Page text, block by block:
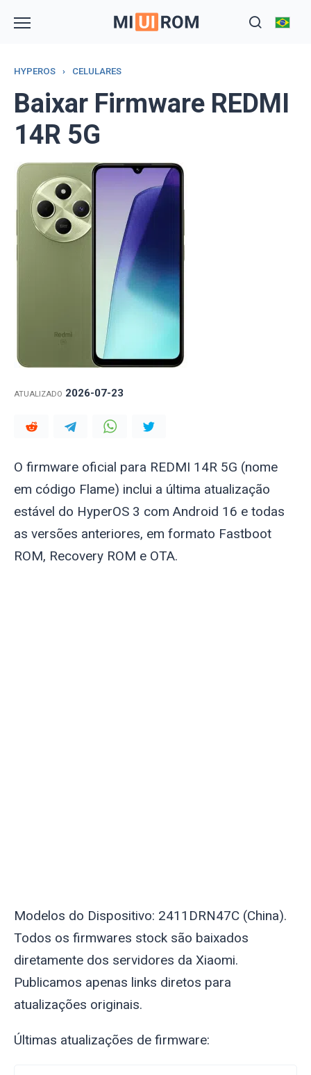
HYPEROS › CELULARES
Baixar Firmware REDMI
14R 5G
ATUALIZADO 2026-07-23
O firmware oficial para REDMI 14R 5G (nome
em código Flame) inclui a última atualização
estável do HyperOS 3 com Android 16 e todas
as versões anteriores, em formato Fastboot
ROM, Recovery ROM e OTA.
Modelos do Dispositivo: 2411DRN47C (China).
Todos os firmwares stock são baixados
diretamente dos servidores da Xiaomi.
Publicamos apenas links diretos para
atualizações originais.
Últimas atualizações de firmware: